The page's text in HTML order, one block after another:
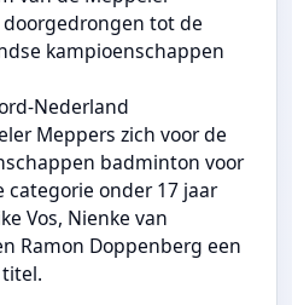
tot de
kampioenschappen
Nederland
Meppers zich voor de
badminton voor
categorie onder 17 jaar
Vos, Nienke van
Ramon Doppenberg een